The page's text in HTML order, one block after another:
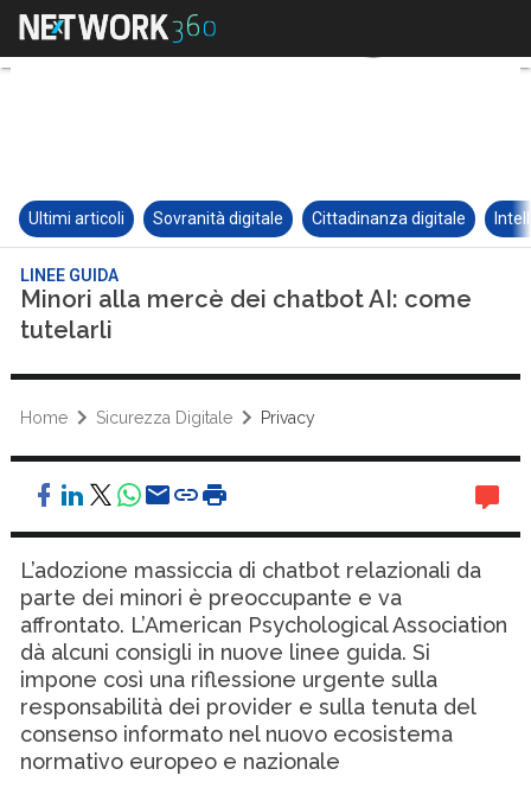
Ultimi articoli Sovranità digitale Cittadinanza digitale
LINEE GUIDA
Minori alla mercè dei chatbot AI: come
tutelarli
Home Sicurezza Digitale Privacy
L’adozione massiccia di chatbot relazionali da
parte dei minori è preoccupante e va
affrontato. L’American Psychological Association
dà alcuni consigli in nuove linee guida. Si
impone così una riflessione urgente sulla
responsabilità dei provider e sulla tenuta del
consenso informato nel nuovo ecosistema
normativo europeo e nazionale